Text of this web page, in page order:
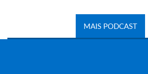
MAIS PODCAST